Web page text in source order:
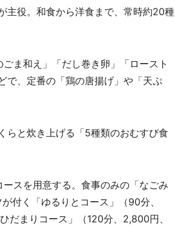
主役。和食から洋食まで、常時約20種
ま和え」「だし巻き卵」「ロースト
で、定番の「鶏の唐揚げ」や「天ぷ
と炊き上げる「5種類のおむすび食
スを用意する。食事のみの「なごみ
付く「ゆるりとコース」（90分、
だまりコース」（120分、2,800円、